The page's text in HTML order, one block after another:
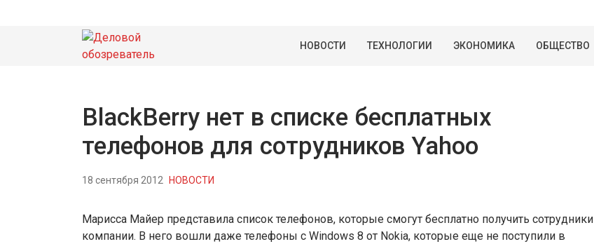
НОВОСТИ ТЕХНОЛОГИИ ЭКОНОМИКА ОБЩЕСТВО
BlackBerry нет в списке бесплатных
телефонов для сотрудников Yahoo
18 сентября 2012 НОВОСТИ
Марисса Майер представила список телефонов, которые смогут бесплатно получить сотрудники
компании. В него вошли даже телефоны с Windows 8 от Nokia, которые еще не поступили в